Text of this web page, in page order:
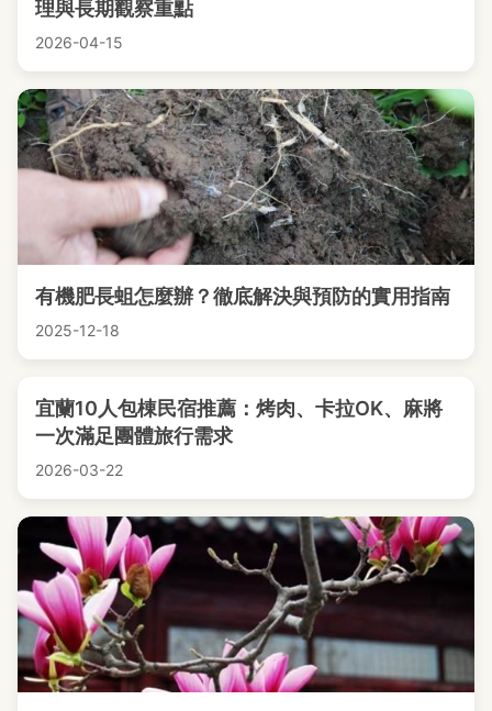
理與長期觀察重點
2026-04-15
有機肥長蛆怎麼辦？徹底解決與預防的實用指南
2025-12-18
宜蘭10人包棟民宿推薦：烤肉、卡拉OK、麻將
一次滿足團體旅行需求
2026-03-22